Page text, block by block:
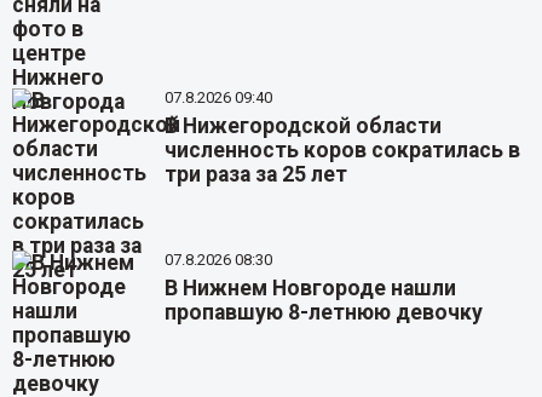
07.8.2026 09:40
В Нижегородской области
численность коров сократилась в
три раза за 25 лет
07.8.2026 08:30
В Нижнем Новгороде нашли
пропавшую 8-летнюю девочку